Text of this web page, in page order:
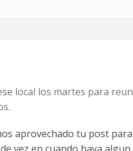
local los martes para
aprovechado tu post